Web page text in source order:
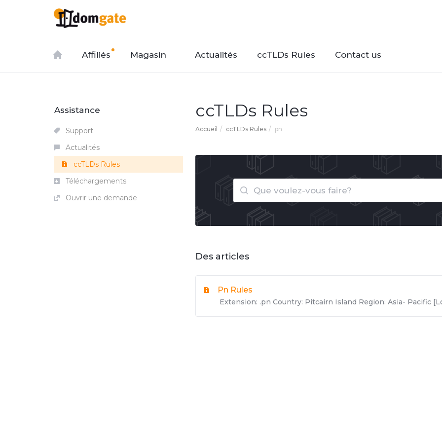
Affiliés Magasin Actualités ccTLDs Rules Contact us
ccTLDs Rules
Accueil ccTLDs Rules pn
Des articles
Pn Rules
Extension: .pn Country: Pitcairn Island Region: Asia- Pacific
Assistance
Support
Actualités
ccTLDs Rules
Téléchargements
Ouvrir une demande